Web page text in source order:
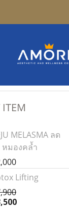
MELASMA ลด
หมองคล้ำ
Lifting